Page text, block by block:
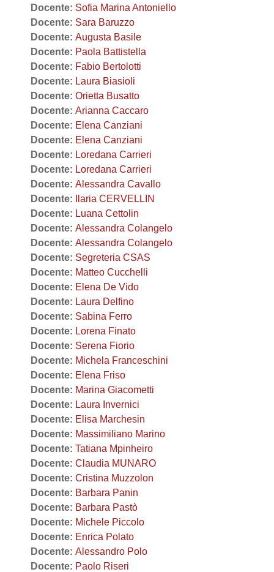
Docente: Sofia Marina Antoniello
Docente: Sara Baruzzo
Docente: Augusta Basile
Docente: Paola Battistella
Docente: Fabio Bertolotti
Docente: Laura Biasioli
Docente: Orietta Busatto
Docente: Arianna Caccaro
Docente: Elena Canziani
Docente: Elena Canziani
Docente: Loredana Carrieri
Docente: Loredana Carrieri
Docente: Alessandra Cavallo
Docente:
Ilaria CERVELLIN
Docente: Luana Cettolin
Docente: Alessandra Colangelo
Docente: Alessandra Colangelo
Docente: Segreteria CSAS
Docente: Matteo Cucchelli
Docente: Elena De Vido
Docente: Laura Delfino
Docente: Sabina Ferro
Docente: Lorena Finato
Docente: Serena Fiorio
Docente: Michela Franceschini
Docente: Elena Friso
Docente: Marina Giacometti
Docente: Laura Invernici
Docente: Elisa Marchesin
Docente: Massimiliano Marino
Docente: Tatiana Mpinheiro
Docente: Claudia MUNARO
Docente: Cristina Muzzolon
Docente: Barbara Panin
Docente: Barbara Pastò
Docente: Michele Piccolo
Docente: Enrica Polato
Docente: Alessandro Polo
Docente: Paolo Riseri